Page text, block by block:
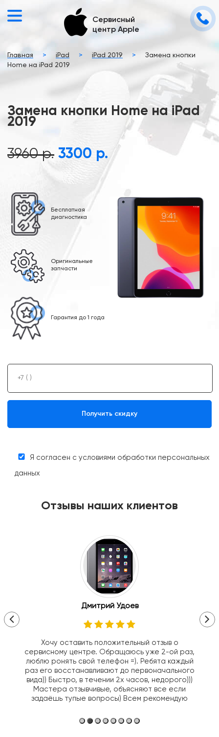
Сервисный
центр Apple
Главная > iPad > iPad 2019 >
Замена кнопки
Home на iPad 2019
Замена кнопки Home на iPad
2019
3960 р. 3300 р.
Бесплатная
диагностика
Оригинальные
запчасти
Гарантия до 1 года
Я согласен с условиями обработки персональных
данных
Отзывы наших клиентов
Дмитрий Удоев
Хочу оставить положительный отзыв о
сервисному центре. Обращаюсь уже 2-ой раз,
люблю ронять свой телефон =). Ребята каждый
раз его восстанавливают до первоначального
вида)) Быстро, в течении 2х часов, недорого)))
Мастера отзывчивые, объясняют все если
задаёшь тупые вопросы) Всем рекомендую